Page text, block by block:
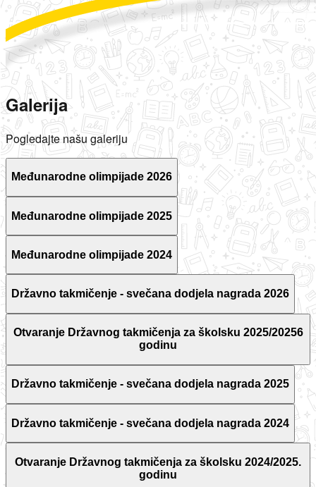
Galerija
Pogledajte našu galeriju
Međunarodne olimpijade 2026
Međunarodne olimpijade 2025
Međunarodne olimpijade 2024
Državno takmičenje - svečana dodjela nagrada 2026
Otvaranje Državnog takmičenja za školsku 2025/20256
godinu
Državno takmičenje - svečana dodjela nagrada 2025
Državno takmičenje - svečana dodjela nagrada 2024
Otvaranje Državnog takmičenja za školsku 2024/2025.
godinu